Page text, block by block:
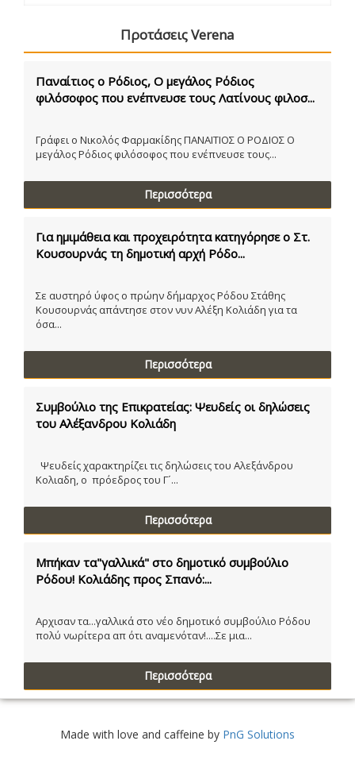
Προτάσεις Verena
Παναίτιος ο Ρόδιος, Ο μεγάλος Ρόδιος
φιλόσοφος που ενέπνευσε τους Λατίνους φιλοσ...
Γράφει ο Νικολός Φαρμακίδης ΠΑΝΑΙΤΙΟΣ Ο ΡΟΔΙΟΣ Ο
μεγάλος Ρόδιος φιλόσοφος που ενέπνευσε τους...
Περισσότερα
Για ημιμάθεια και προχειρότητα κατηγόρησε ο Στ.
Κουσουρνάς τη δημοτική αρχή Ρόδο...
Σε αυστηρό ύφος ο πρώην δήμαρχος Ρόδου Στάθης
Κουσουρνάς απάντησε στον νυν Αλέξη Κολιάδη για τα
όσα...
Περισσότερα
Συμβούλιο της Επικρατείας: Ψευδείς οι δηλώσεις
του Αλέξανδρου Κολιάδη
Ψευδείς χαρακτηρίζει τις δηλώσεις του Αλεξάνδρου
Κολιαδη, ο πρόεδρος του Γ´...
Περισσότερα
Μπήκαν τα"γαλλικά" στο δημοτικό συμβούλιο
Ρόδου! Κολιάδης προς Σπανό:...
Αρχισαν τα...γαλλικά στο νέο δημοτικό συμβούλιο Ρόδου
πολύ νωρίτερα απ ότι αναμενόταν!....Σε μια...
Περισσότερα
Made with love and caffeine by PnG Solutions